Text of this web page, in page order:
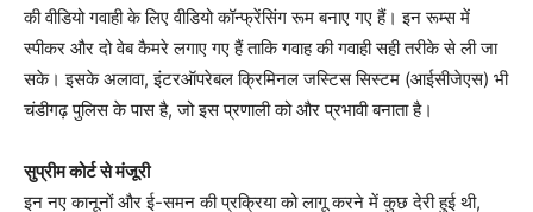
की वीडियो गवाही के लिए वीडियो कॉन्फ्रेंसिंग रूम बनाए गए हैं। इन रूम्स में
स्पीकर और दो वेब कैमरे लगाए गए हैं ताकि गवाह की गवाही सही तरीके से ली जा
सके। इसके अलावा, इंटरऑपरेबल क्रिमिनल जस्टिस सिस्टम (आईसीजेएस) भी
चंडीगढ़ पुलिस के पास है, जो इस प्रणाली को और प्रभावी बनाता है।
सुप्रीम कोर्ट से मंजूरी
इन नए कानूनों और ई-समन की प्रक्रिया को लागू करने में कुछ देरी हुई थी,